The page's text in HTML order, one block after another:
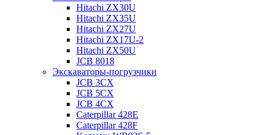
Hitachi ZX30U
Hitachi ZX35U
Hitachi ZX27U
Hitachi ZX17U-2
Hitachi ZX50U
JCB 8018
Экскаваторы-погрузчики
JCB 3CX
JCB 5CX
JCB 4CX
Caterpillar 428E
Caterpillar 428F